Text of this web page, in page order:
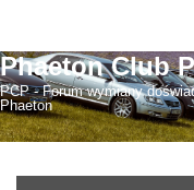
Phaeton Club
PCP - Forum wymiany
Phaeton